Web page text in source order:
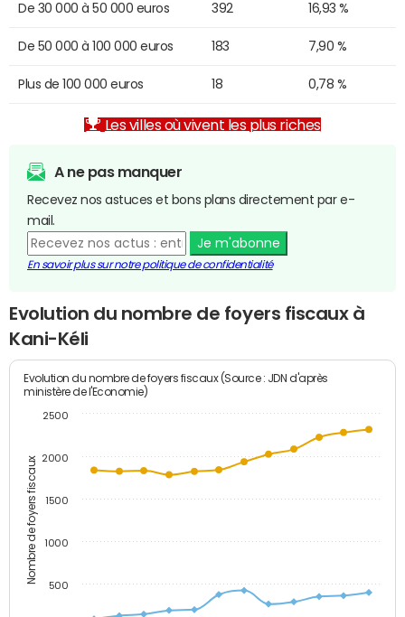
De 30 000 à 50 000 euros 392 16,93 %
De 50 000 à 100 000 euros 183 7,90 %
Plus de 100 000 euros 18 0,78 %
Les villes où vivent les plus riches
A ne pas manquer
Recevez nos astuces et bons plans directement par e-
mail.
Je m'abonne
En savoir plus sur notre politique de confidentialité
Evolution du nombre de foyers fiscaux à
Kani-Kéli
Nombre de foyers fiscaux
Evolution du nombre de foyers fiscaux (Source : JDN d'après
ministère de l'Economie)
500
1000
1500
2000
2500